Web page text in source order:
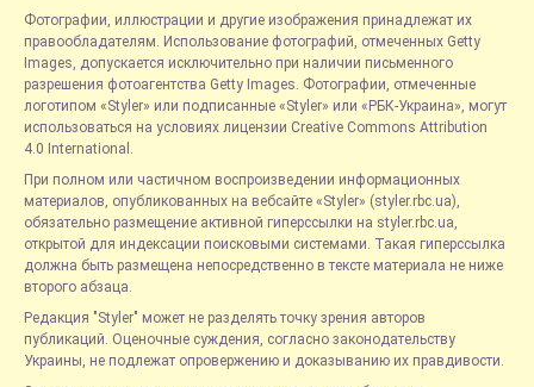
Фотографии, иллюстрации и другие изображения принадлежат их
правообладателям. Использование фотографий, отмеченных Getty
Images, допускается исключительно при наличии письменного
разрешения фотоагентства Getty Images. Фотографии, отмеченные
логотипом «Styler» или подписанные «Styler» или «РБК-Украина», могут
использоваться на условиях лицензии Creative Commons Attribution
4.0 International.
При полном или частичном воспроизведении информационных
материалов, опубликованных на вебсайте «Styler» (styler.rbc.ua),
обязательно размещение активной гиперссылки на styler.rbc.ua,
открытой для индексации поисковыми системами. Такая гиперссылка
должна быть размещена непосредственно в тексте материала не ниже
второго абзаца.
Редакция "Styler" может не разделять точку зрения авторов
публикаций. Оценочные суждения, согласно законодательству
Украины, не подлежат опровержению и доказыванию их правдивости.